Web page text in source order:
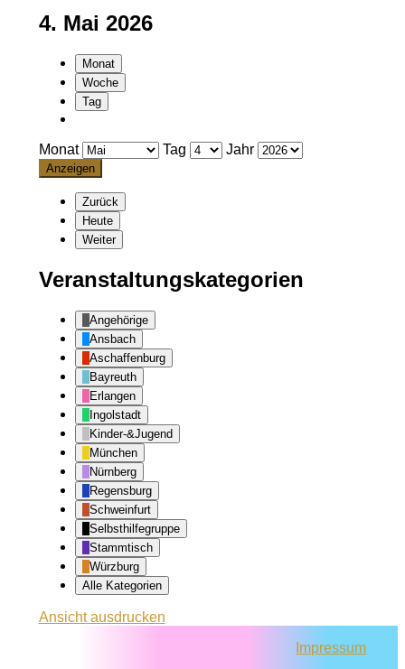
4. Mai 2026
Monat
Woche
Tag
Monat Tag Jahr
Zurück
Heute
Weiter
Veranstaltungskategorien
Angehörige
Ansbach
Aschaffenburg
Bayreuth
Erlangen
Ingolstadt
Kinder-&Jugend
München
Nürnberg
Regensburg
Schweinfurt
Selbsthilfegruppe
Stammtisch
Würzburg
Alle Kategorien
Ansichtausdrucken
Impressum